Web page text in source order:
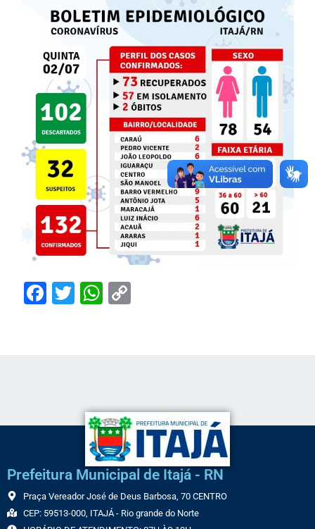
Facebook
TwitterWhatsApp
Prefeitura Municipal de Itajá - RN
Praça Vereador José de Deus Barbosa, 70 CENTRO
CEP: 59513-000, ITAJÁ - Rio grande do Norte